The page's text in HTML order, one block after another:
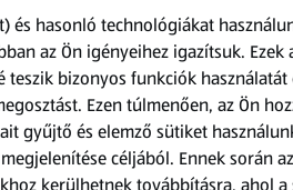
8
Amíg a készlet tart
XXL
O.B.
Procomfort tampon,
és hasonló technológiákat
az Ön igényeihez igazítsuk. Ezek
bizonyos funkciók használatát
Ezen túlmenően, az Ön
gyűjtő és elemző sütiket
céljából. Ennek során